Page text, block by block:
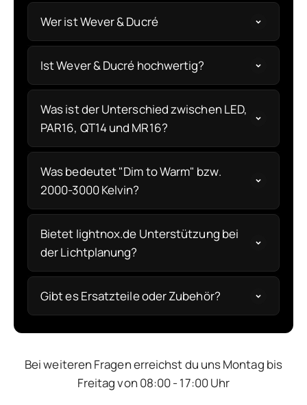
Wer ist Wever & Ducré
Ist Wever & Ducré hochwertig?
Was ist der Unterschied zwischen LED,
PAR16, QT14 und MR16?
Was bedeutet "Dim to Warm" bzw.
2000-3000 Kelvin?
Bietet lightnox.de Unterstützung bei
der Lichtplanung?
Gibt es Ersatzteile oder Zubehör?
Bei weiteren Fragen erreichst du uns Montag bis
Freitag von 08:00 - 17:00 Uhr